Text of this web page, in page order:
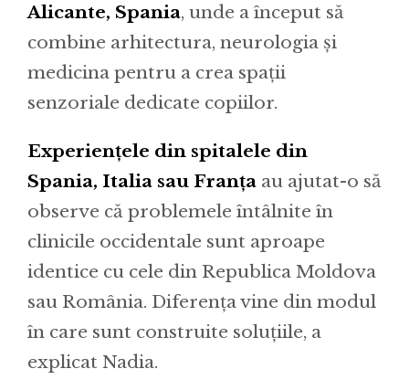
Alicante, Spania, unde a început să
combine arhitectura, neurologia și
medicina pentru a crea spații
senzoriale dedicate copiilor.
Experiențele din spitalele din
Spania, Italia sau Franța au ajutat-o să
observe că problemele întâlnite în
clinicile occidentale sunt aproape
identice cu cele din Republica Moldova
sau România. Diferența vine din modul
în care sunt construite soluțiile, a
explicat Nadia.